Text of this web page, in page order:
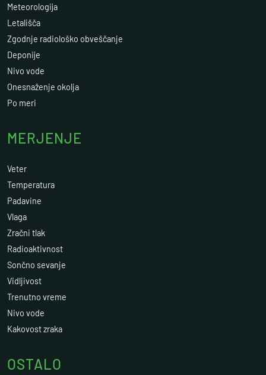
Meteorologija
Letališča
Zgodnje radiološko obveščanje
Deponije
Nivo vode
Onesnaženje okolja
Po meri
MERJENJE
Veter
Temperatura
Padavine
Vlaga
Zračni tlak
Radioaktivnost
Sončno sevanje
Vidljivost
Trenutno vreme
Nivo vode
Kakovost zraka
OSTALO